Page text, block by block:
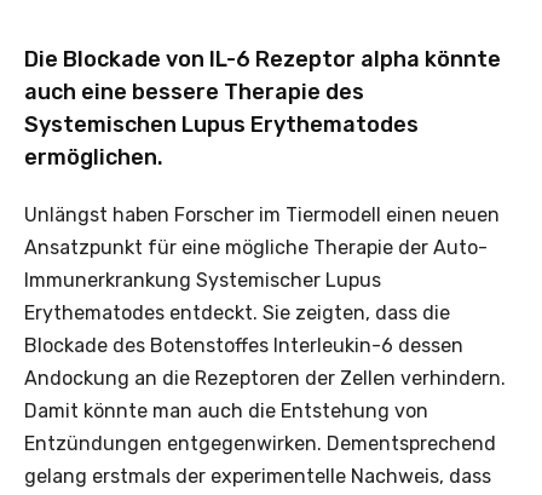
Die Blockade von IL-6 Rezeptor alpha könnte
auch eine bessere Therapie des
Systemischen Lupus Erythematodes
ermöglichen.
Unlängst haben Forscher im Tiermodell einen neuen
Ansatzpunkt für eine mögliche Therapie der Auto-
Immunerkrankung Systemischer Lupus
Erythematodes entdeckt. Sie zeigten, dass die
Blockade des Botenstoffes Interleukin-6 dessen
Andockung an die Rezeptoren der Zellen verhindern.
Damit könnte man auch die Entstehung von
Entzündungen entgegenwirken. Dementsprechend
gelang erstmals der experimentelle Nachweis, dass